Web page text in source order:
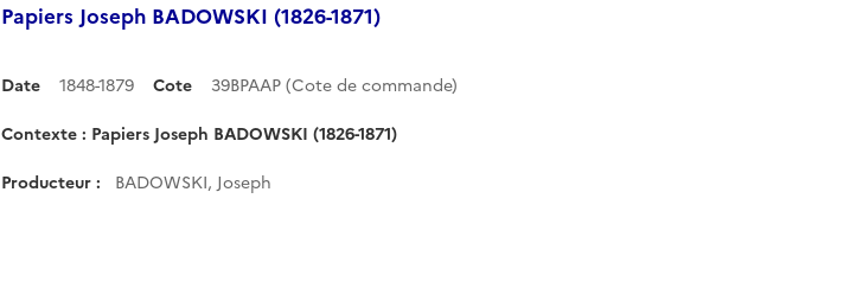
Papiers Joseph BADOWSKI (1826-1871)
Date 1848-1879 Cote 39BPAAP (Cote de commande)
Contexte : Papiers Joseph BADOWSKI (1826-1871)
Producteur : BADOWSKI, Joseph